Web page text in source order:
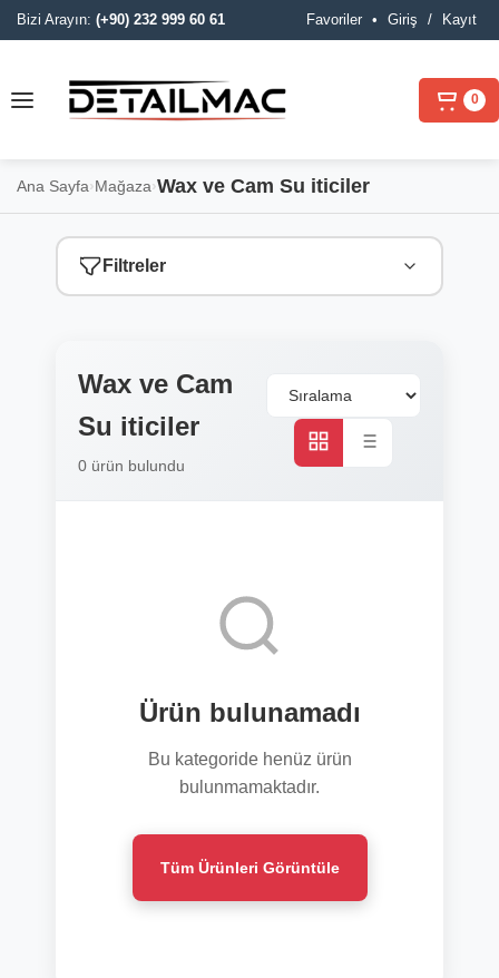
Bizi Arayın: (+90) 232 999 60 61 Favoriler • Giriş / Kayıt
0
Ana Sayfa›Mağaza›Wax ve Cam Su iticiler
Filtreler
Wax ve Cam
Su iticiler
0 ürün bulundu
Ürün bulunamadı
Bu kategoride henüz ürün
bulunmamaktadır.
Tüm Ürünleri Görüntüle